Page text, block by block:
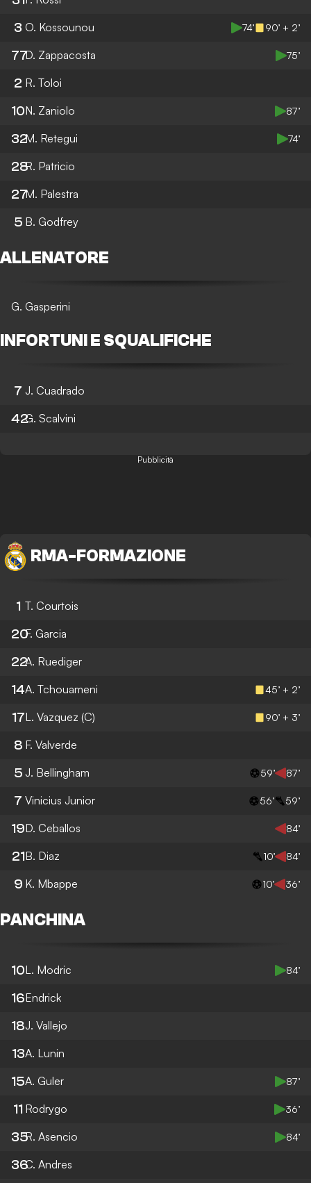
3 O. Kossounou 74’ 90’ + 2’
77D. Zappacosta 75’
2 R. Toloi
10N. Zaniolo 87’
32M. Retegui 74’
28R. Patricio
27M. Palestra
5 B. Godfrey
ALLENATORE
G. Gasperini
INFORTUNI E SQUALIFICHE
7 J. Cuadrado
42G. Scalvini
Pubblicità
RMA- FORMAZIONE
1 T. Courtois
20F. Garcia
22A. Ruediger
14A. Tchouameni 45’ + 2’
17L. Vazquez (C) 90’ + 3’
8 F. Valverde
5 J. Bellingham 59’ 87’
7 Vinicius Junior 56’ 59’
19D. Ceballos 84’
21B. Diaz 10’ 84’
9 K. Mbappe 10’ 36’
PANCHINA
10L. Modric 84’
16Endrick
18J. Vallejo
13A. Lunin
15A. Guler 87’
11 Rodrygo 36’
35R. Asencio 84’
36C. Andres